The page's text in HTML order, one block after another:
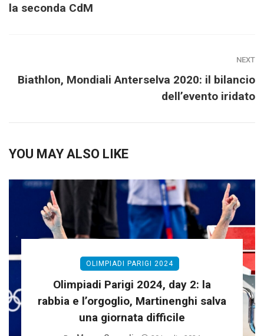
la seconda CdM
NEXT
Biathlon, Mondiali Anterselva 2020: il bilancio
dell’evento iridato
YOU MAY ALSO LIKE
OLIMPIADI PARIGI 2024
Olimpiadi Parigi 2024, day 2: la
rabbia e l’orgoglio, Martinenghi salva
una giornata difficile